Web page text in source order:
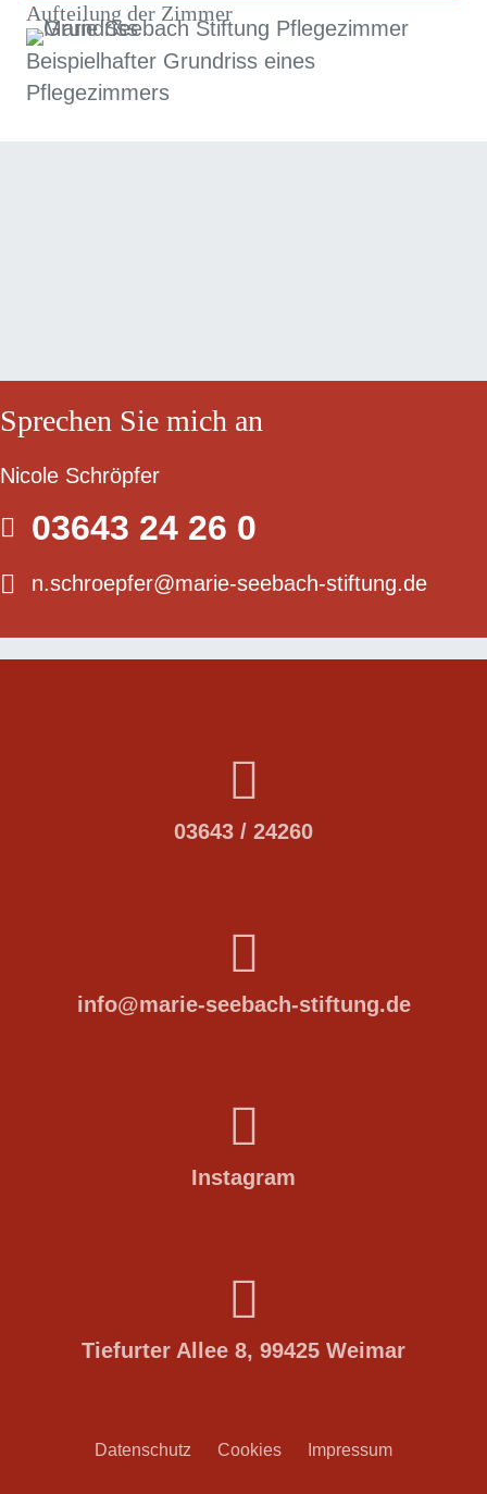
Aufteilung der Zimmer
Beispielhafter Grundriss eines
Pflegezimmers
Sprechen Sie mich an
Nicole Schröpfer
03643 24 26 0
n.schroepfer@marie-seebach-stiftung.de
03643 / 24260
info@marie-seebach-stiftung.de
Instagram
Tiefurter Allee 8, 99425 Weimar
Datenschutz Cookies Impressum